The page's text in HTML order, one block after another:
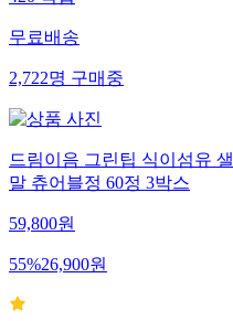
무료배송
2,722명 구매중
드림이음 그린팁 식이섬유
말 츄어블정 60정 3박스
59,800원
55%26,900원